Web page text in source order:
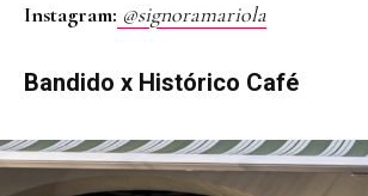
Instagram: @signoramariola
Bandido x Histórico Café